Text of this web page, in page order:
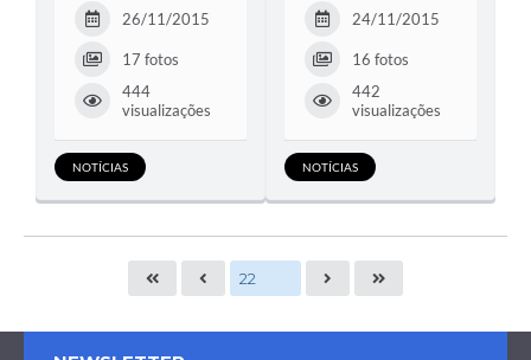
26/11/2015
17 fotos
444
visualizações
NOTÍCIAS
24/11/2015
16 fotos
442
visualizações
NOTÍCIAS